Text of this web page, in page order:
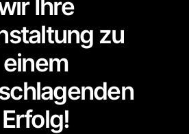
Ihre
zu
einem
Erfolg!